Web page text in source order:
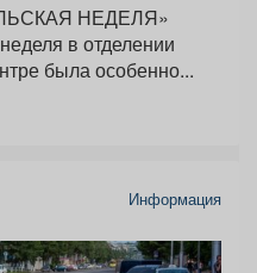
НЕДЕЛЯ»
в отделении
была особенно...
Информация